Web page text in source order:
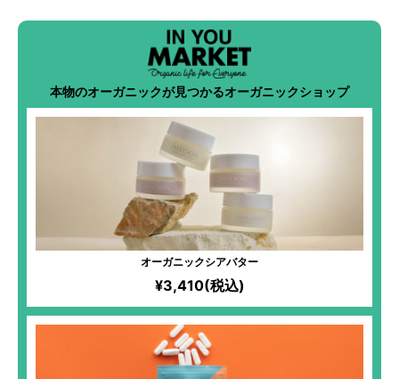
本物のオーガニックが見つかるオーガニックショップ
オーガニックシアバター
¥3,410(税込)